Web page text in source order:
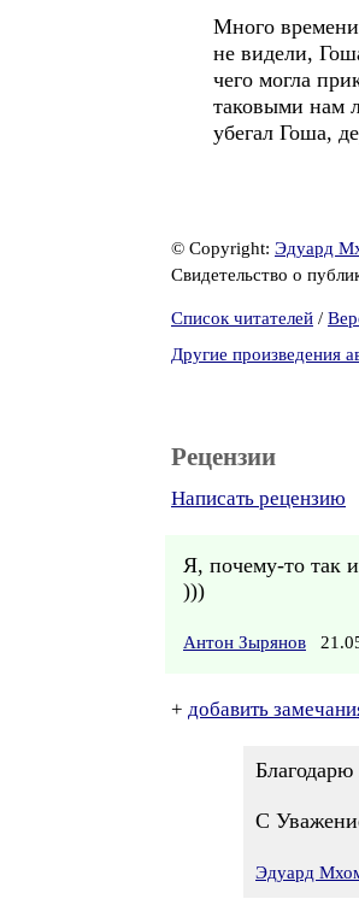
Много
не видели,
чего могла
таковыми нам
убегал Гоша,
© Copyright: Эдуард
Свидетельство о
Список читателей /
Другие произведения
Рецензии
Написать рецензию
Я, почему-то так
)))
Антон Зырянов
+ добавить
С
Эдуард